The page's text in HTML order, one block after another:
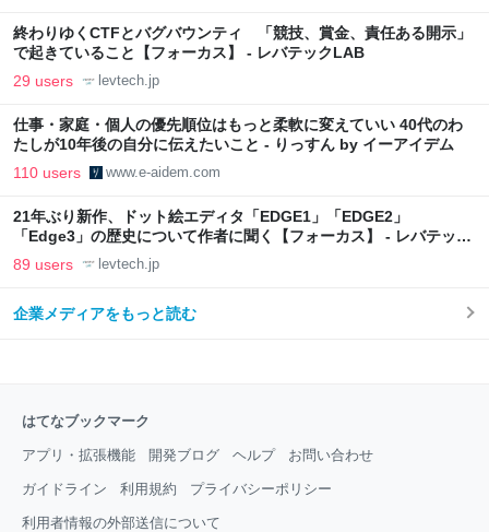
終わりゆくCTFとバグバウンティ 「競技、賞金、責任ある開示」
で起きていること【フォーカス】 - レバテックLAB
29 users levtech.jp
仕事・家庭・個人の優先順位はもっと柔軟に変えていい 40代のわ
たしが10年後の自分に伝えたいこと - りっすん by イーアイデム
110 users www.e-aidem.com
21年ぶり新作、ドット絵エディタ「EDGE1」「EDGE2」
「Edge3」の歴史について作者に聞く【フォーカス】 - レバテック
LAB
89 users levtech.jp
企業メディアをもっと読む
はてなブックマーク
アプリ・拡張機能 開発ブログ ヘルプ お問い合わせ
ガイドライン 利用規約 プライバシーポリシー
利用者情報の外部送信について